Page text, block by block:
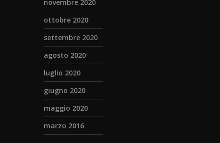
novembre 2020
ottobre 2020
settembre 2020
agosto 2020
luglio 2020
giugno 2020
maggio 2020
marzo 2016